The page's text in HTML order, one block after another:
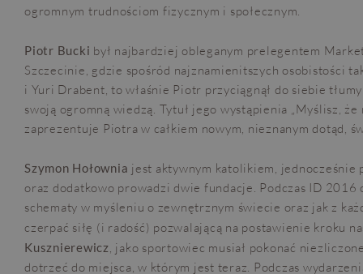
ogromnym trudnościom fizycznym i społecznym.
Piotr Bucki był najbardziej obleganym prelegentem
Szczecinie, gdzie spośród najznamienitszych osobistości
i Yuri Drabent, to właśnie Piotr przyciągnął do siebie
swoją ogromną wiedzą. Tytuł jego wystąpienia „Myślisz, że
zaprezentuje Piotra w całkiem nowym, nieznanym dotąd,
Szymon Hołownia jest aktywnym katolikiem, jednocześnie
oraz dodatkowo prowadzi dwie fundacje. Podczas ID 2016
schematy w myśleniu o zewnętrznym świecie oraz jak z
czerpać siłę (i radość) pozwalającą na postawienie kroku
Kusznierewicz , jako sportowiec musiał pokonać
dotrzeć do miejsca, w którym jest teraz. Podczas